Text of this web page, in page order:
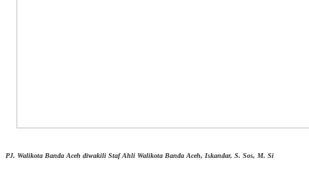
PJ. Walikota Banda Aceh diwakili Staf Ahli Walikota Banda Aceh, Iskandar, S. Sos, M. Si